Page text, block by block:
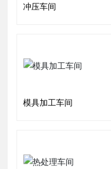
冲压车间
模具加工车间